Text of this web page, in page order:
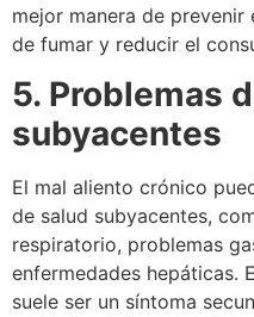
mejor manera de
de fumar y reducir el
5. Problemas
subyacentes
El mal aliento crónico
de salud subyacentes,
respiratorio, problemas
enfermedades hepáticas.
suele ser un síntoma